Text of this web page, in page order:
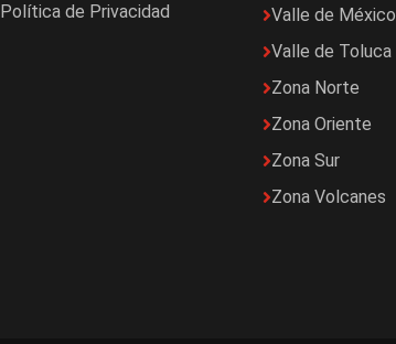
Política de Privacidad
Valle de México
Valle de Toluca
Zona Norte
Zona Oriente
Zona Sur
Zona Volcanes